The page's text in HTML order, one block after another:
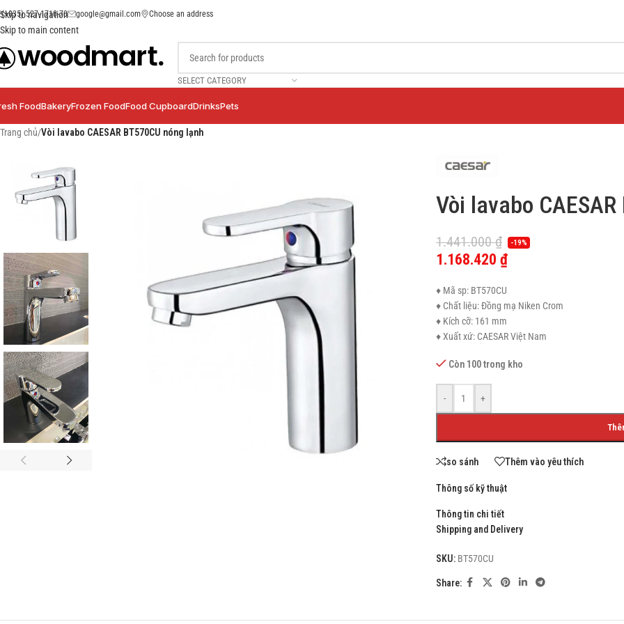
Skip to navigation
Skip to main content
(+035) 527-1710-70 google@gmail.com Choose an address
SELECT CATEGORY
FoodBakeryFrozen FoodFood CupboardDrinksPets
SHOP LAYOUTS
Hidden sidebar
HOT
Products list view
Trang chủ/Vòi lavabo CAESAR BT570CU nóng lạnh
Vòi lavabo
1.441.000₫ -19%
1.168.420 ₫
♦ Mã sp: BT570CU
♦ Chất liệu: Đồng mạ Niken Crom
♦ Kích cỡ: 161 mm
♦ Xuất xứ: CAESAR Việt Nam
Còn 100 trong kho
- +
so sánh Thêm vào yêu thích
Thông số kỹ thuật
Thông tin chi tiết
Shipping and Delivery
SKU: BT570CU
Share: